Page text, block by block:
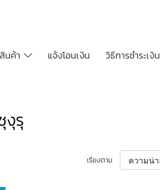
สินค้า แจ้งโอนเงิน วิธีการชำระเงิน
งุรุ
เรียงตาม